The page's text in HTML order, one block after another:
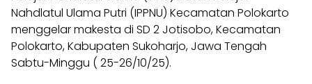
Nahdlatul Ulama Putri (IPPNU) Kecamatan Polokarto
menggelar makesta di SD 2 Jotisobo, Kecamatan
Polokarto, Kabupaten Sukoharjo, Jawa Tengah
Sabtu-Minggu ( 25-26/10/25).